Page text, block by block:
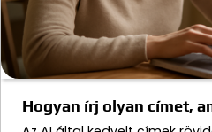
Hogyan írj olyan címet,